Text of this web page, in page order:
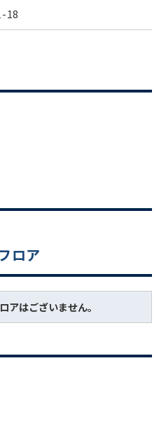
18
ロア
アはございません。